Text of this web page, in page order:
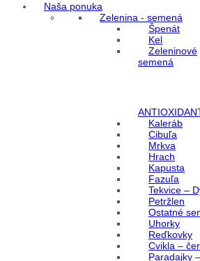
Naša ponuka
Zelenina - semená
Špenát
Kel
Zeleninové
semená
Kaleráb
Cibuľa
Mrkva
Hrach
Kapusta
Fazuľa
Tekvice –
Petržlen
Ostatné
Uhorky
Reďkovky
Cvikla –
Paradajky